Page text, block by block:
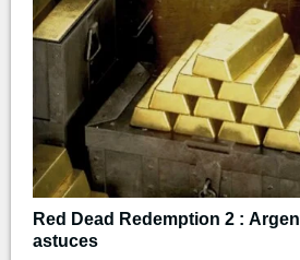
Red Dead Redemption 2 :
astuces